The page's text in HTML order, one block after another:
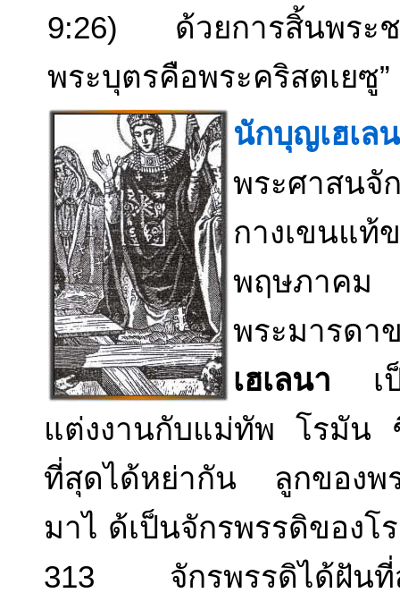
9:26) ด้วยการสิ้นพระช
พระบุตรคือพระคริสตเยซู
นักบุญเฮเล
พระศาสนจั
กางเขน
พฤษภาค
พระมารด
เฮเลนา เป็
แต่งงานกับแม่ทัพ โรมั
ที่สุดได้หย่ากัน ลูกของพ
มาไ ด้เป็นจักรพรรดิของ
313 จักรพรรดิได้ฝัน